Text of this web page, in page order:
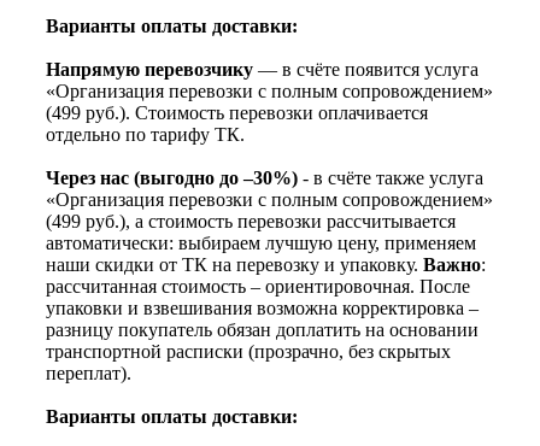
Варианты оплаты доставки:
Напрямую перевозчику — в счёте появится услуга
«Организация перевозки с полным сопровождением»
(499 руб.). Стоимость перевозки оплачивается
отдельно по тарифу ТК.
Через нас (выгодно до –30%) - в счёте также услуга
«Организация перевозки с полным сопровождением»
(499 руб.), а стоимость перевозки рассчитывается
автоматически: выбираем лучшую цену, применяем
наши скидки от ТК на перевозку и упаковку. Важно:
рассчитанная стоимость – ориентировочная. После
упаковки и взвешивания возможна корректировка –
разницу покупатель обязан доплатить на основании
транспортной расписки (прозрачно, без скрытых
переплат).
Варианты оплаты доставки: